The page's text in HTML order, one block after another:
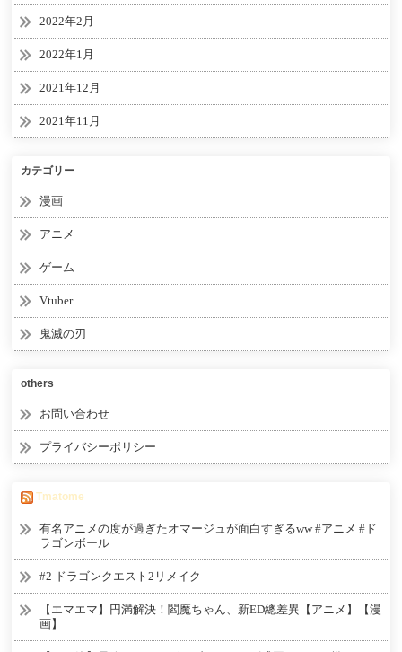
2022年2月
2022年1月
2021年12月
2021年11月
カテゴリー
漫画
アニメ
ゲーム
Vtuber
鬼滅の刃
others
お問い合わせ
プライバシーポリシー
Tmatome
有名アニメの度が過ぎたオマージュが面白すぎるww #アニメ #ド
ラゴンボール
#2 ドラゴンクエスト2リメイク
【エマエマ】円満解決！閻魔ちゃん、新ED總差異【アニメ】【漫
画】